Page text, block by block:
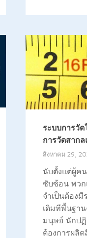
ระบบการวั
การวัดสาก
สิงหาคม 29,
นับตั้งแต่ผู้ค
ซับซ้อน พวก
จำเป็นต้องมี
เดิมทีพื้นฐา
มนุษย์ นักปฏิ
ต้องการผลิ